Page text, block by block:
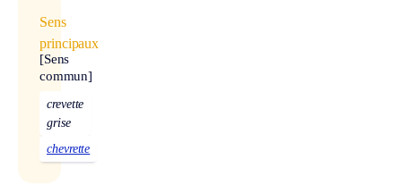
Sens
principaux
[Sens
commun]
crevette
grise
chevrette